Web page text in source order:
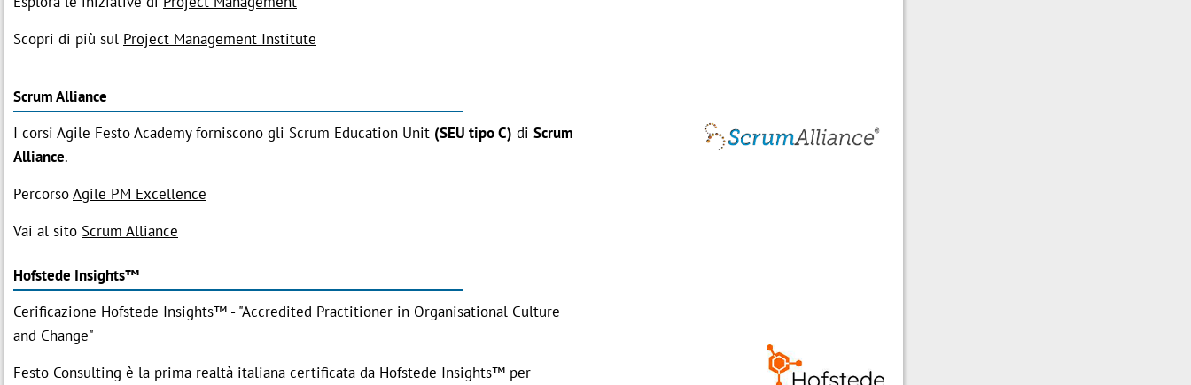
Scopri di più sul Project Management Institute
Scrum Alliance
I corsi Agile Festo Academy forniscono gli Scrum Education Unit (SEU tipo C) di Scrum
Alliance.
PercorsoAgile PM Excellence
Vai al sito Scrum Alliance
Hofstede Insights™
Cerificazione Hofstede Insights™ - "Accredited Practitioner in Organisational Culture
and Change"
Festo Consulting è la prima realtà italiana certificata da Hofstede Insights™ per